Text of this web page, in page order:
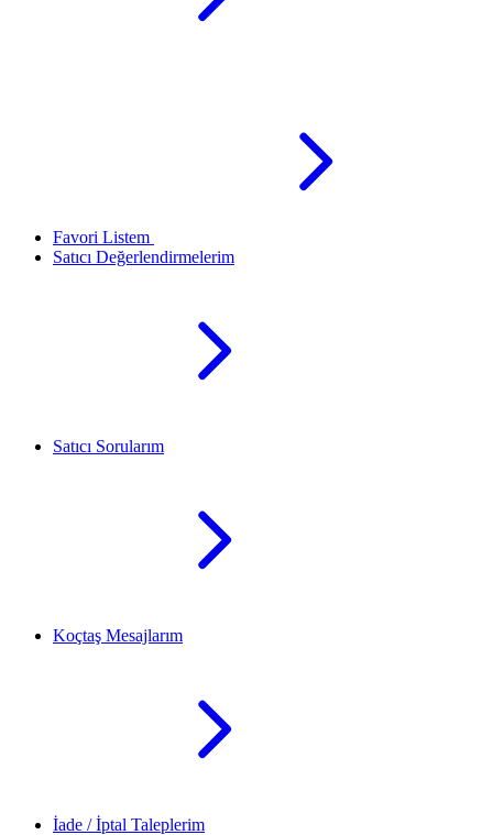
Favori Listem
Satıcı Değerlendirmelerim
Satıcı Sorularım
Koçtaş Mesajlarım
İade / İptal Taleplerim